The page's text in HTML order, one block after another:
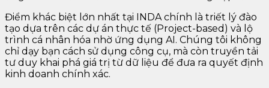
Điểm khác biệt lớn nhất tại INDA chính là triết lý đào
tạo dựa trên các dự án thực tế (Project-based) và lộ
trình cá nhân hóa nhờ ứng dụng AI. Chúng tôi không
chỉ dạy bạn cách sử dụng công cụ, mà còn truyền tải
tư duy khai phá giá trị từ dữ liệu để đưa ra quyết định
kinh doanh chính xác.